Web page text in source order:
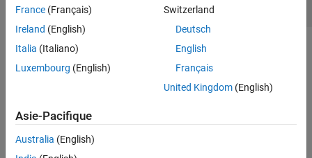
France (Français)
Ireland (English)
Italia (Italiano)
Luxembourg (English)
Switzerland
Deutsch
English
Français
United Kingdom(English)
Asie-Pacifique
Australia (English)